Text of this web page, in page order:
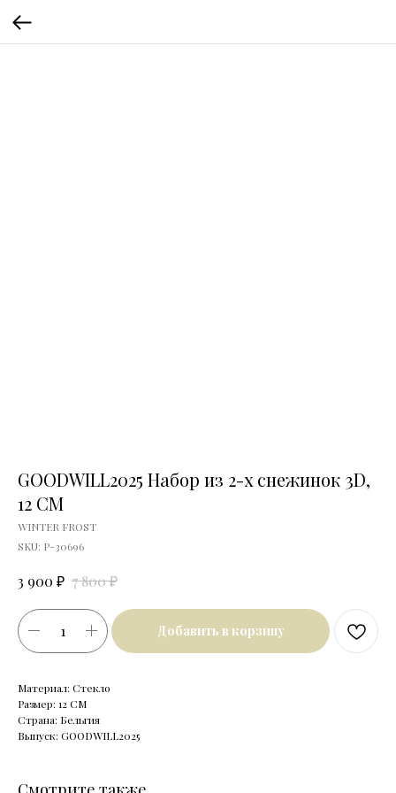
GOODWILL2025 Набор из 2-х снежинок 3D,
12 CM
WINTER FROST
SKU: P-30696
3 900 ₽ 7 800₽
Добавить в корзину
Материал: Стекло
Размер: 12 CM
Страна: Бельгия
Выпуск: GOODWILL2025